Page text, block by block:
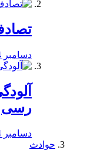
دسامبر 24, 2019
رسی
دسامبر 24, 2019
حوادث